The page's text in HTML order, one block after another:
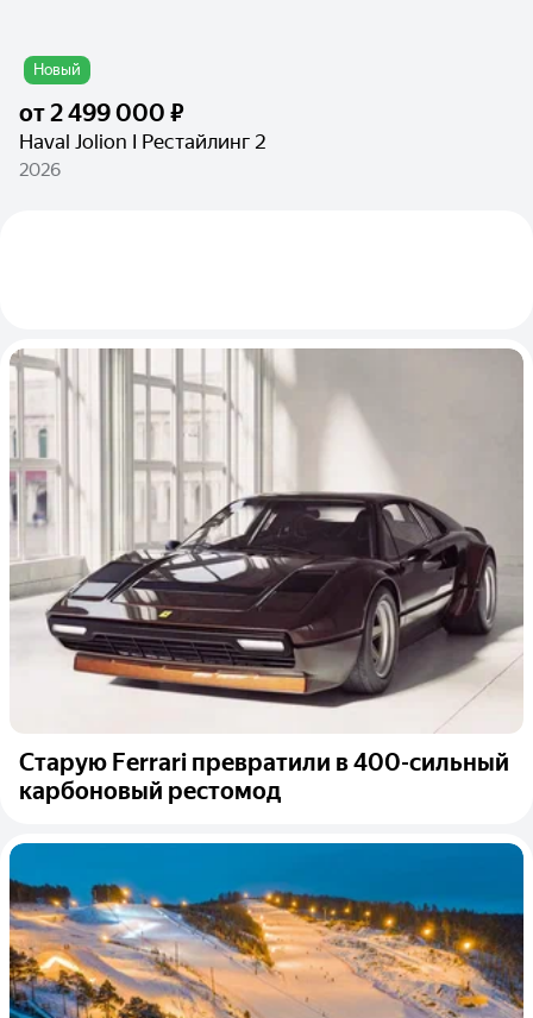
Новый
от2 499 000 ₽
Haval Jolion I Рестайлинг 2
2026
Старую Ferrari превратили в 400-сильный
карбоновый рестомод